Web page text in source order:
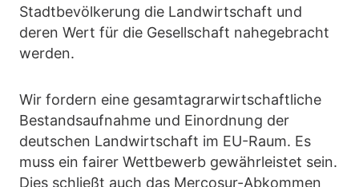
Stadtbevölkerung die Landwirtschaft und
deren Wert für die Gesellschaft nahegebracht
werden.
Wir fordern eine gesamtagrarwirtschaftliche
Bestandsaufnahme und Einordnung der
deutschen Landwirtschaft im EU-Raum. Es
muss ein fairer Wettbewerb gewährleistet sein.
Dies schließt auch das Mercosur-Abkommen